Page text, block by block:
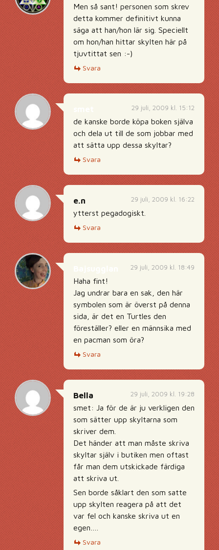
Men så sant! personen som skrev
detta kommer definitivt kunna
säga att han/hon lär sig. Speciellt
om hon/han hittar skylten här på
tjuvtittat sen :-)
Svara
29 juli, 2009 kl. 15:12
de kanske borde köpa boken själva
och dela ut till de som jobbar med
att sätta upp dessa skyltar?
Svara
29 juli, 2009 kl. 16:22
e.n
ytterst pegadogiskt.
Svara
29 juli, 2009 kl. 18:49
Haha fint!
Jag undrar bara en sak, den här
symbolen som är överst på denna
sida, är det en Turtles den
föreställer? eller en männsika med
en pacman som öra?
Svara
29 juli, 2009 kl. 19:28
Bella
smet: Ja för de är ju verkligen den
som sätter upp skyltarna som
skriver dem.
Det händer att man måste skriva
skyltar själv i butiken men oftast
får man dem utskickade färdiga
att skriva ut.
Sen borde såklart den som satte
upp skylten reagera på att det
var fel och kanske skriva ut en
egen….
Svara